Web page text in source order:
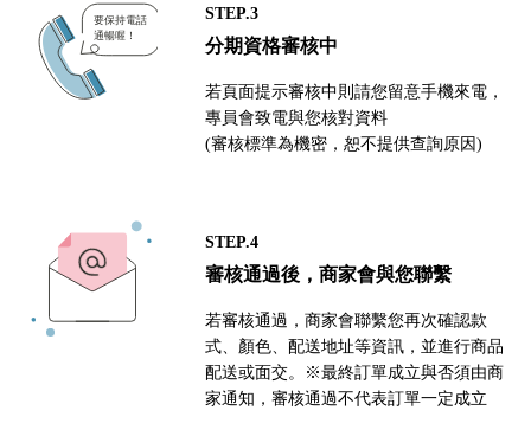
STEP.3
分期資格審核中
若頁面提示審核中則請您留意手機來電，
專員會致電與您核對資料
(審核標準為機密，恕不提供查詢原因)
STEP.4
審核通過後，商家會與您聯繫
若審核通過，商家會聯繫您再次確認款
式、顏色、配送地址等資訊，並進行商品
配送或面交。※最終訂單成立與否須由商
家通知，審核通過不代表訂單一定成立